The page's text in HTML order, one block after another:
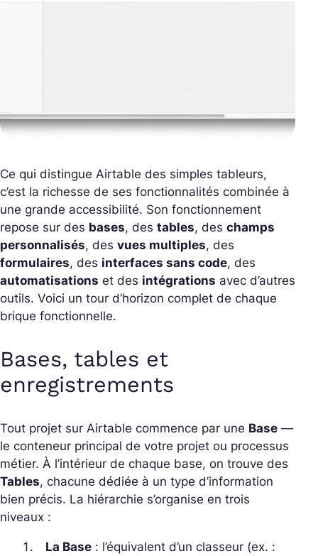
Ce qui distingue Airtable des simples tableurs,
c’est la richesse de ses fonctionnalités combinée à
une grande accessibilité. Son fonctionnement
repose sur des bases, des tables, des champs
personnalisés, des vues multiples, des
formulaires, des interfaces sans code, des
automatisations et des intégrations avec d’autres
outils. Voici un tour d’horizon complet de chaque
brique fonctionnelle.
Bases, tables et
enregistrements
Tout projet sur Airtable commence par une Base —
le conteneur principal de votre projet ou processus
métier. À l’intérieur de chaque base, on trouve des
Tables, chacune dédiée à un type d’information
bien précis. La hiérarchie s’organise en trois
niveaux :
La Base : l’équivalent d’un classeur (ex. :